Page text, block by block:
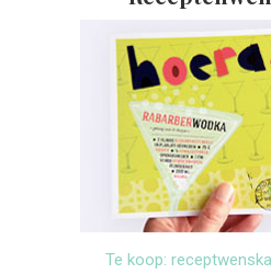
Te koop: